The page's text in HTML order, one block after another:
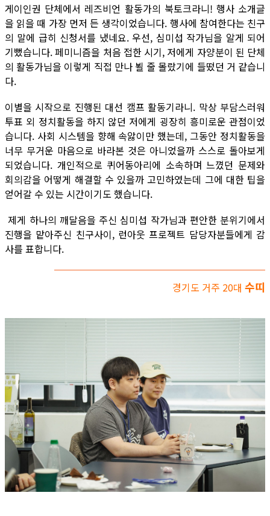
게이인권 단체에서 레즈비언 활동가의 북토크라니! 행사 소개글
을 읽을 때 가장 먼저 든 생각이었습니다. 행사에 참여한다는 친구
의 말에 급히 신청서를 냈네요. 우선, 심미섭 작가님을 알게 되어
기뻤습니다. 페미니즘을 처음 접한 시기, 저에게 자양분이 된 단체
의 활동가님을 이렇게 직접 만나 뵐 줄 몰랐기에 들떴던 거 같습니
다.
이별을 시작으로 진행된 대선 캠프 활동기라니. 막상 부담스러워
투표 외 정치활동을 하지 않던 저에게 굉장히 흥미로운 관점이었
습니다. 사회 시스템을 향해 속앓이만 했는데, 그동안 정치활동을
너무 무거운 마음으로 바라본 것은 아니었을까 스스로 돌아보게
되었습니다. 개인적으로 퀴어동아리에 소속하며 느꼈던 문제와
회의감을 어떻게 해결할 수 있을까 고민하였는데 그에 대한 팁을
얻어갈 수 있는 시간이기도 했습니다.
제게 하나의 깨달음을 주신 심미섭 작가님과 편안한 분위기에서
진행을 맡아주신 친구사이, 런아웃 프로젝트 담당자분들에게 감
사를 표합니다.
경기도 거주 20대 수띠